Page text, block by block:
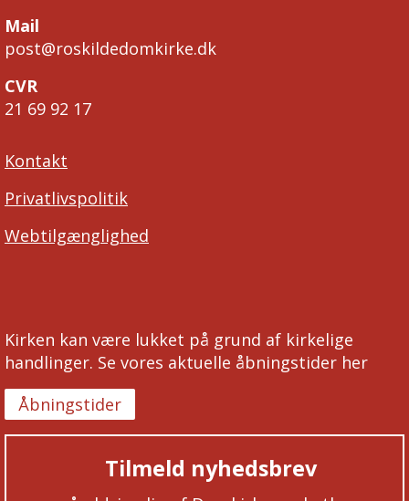
Mail
post@roskildedomkirke.dk
CVR
21 69 92 17
Kontakt
Privatlivspolitik
Webtilgænglighed
Kirken kan være lukket på grund af kirkelige
handlinger. Se vores aktuelle åbningstider her
Åbningstider
Tilmeld nyhedsbrev